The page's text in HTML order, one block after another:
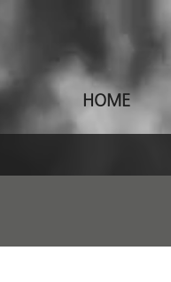
HOME